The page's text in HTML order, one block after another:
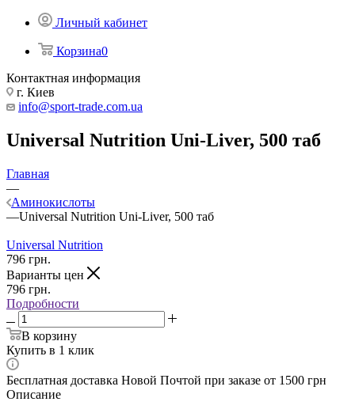
Личный кабинет
Корзина0
Контактная информация
г. Киев
info@sport-trade.com.ua
Universal Nutrition Uni-Liver, 500 таб
Главная
—
Аминокислоты
—Universal Nutrition Uni-Liver, 500 таб
Universal Nutrition
796 грн.
Варианты цен
796 грн.
Подробности
В корзину
Купить в 1 клик
Бесплатная доставка Новой Почтой при заказе от 1500 грн
Описание